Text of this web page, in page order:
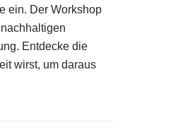
ein. Der Workshop
Entdecke die
wirst, um daraus